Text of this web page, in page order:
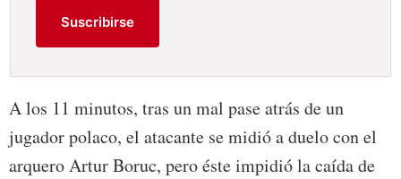
Suscribirse
A los 11 minutos, tras un mal pase atrás de un
jugador polaco, el atacante se midió a duelo con el
arquero Artur Boruc, pero éste impidió la caída de